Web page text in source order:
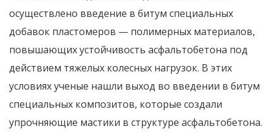
осуществлено введение в битум специальных
добавок пластомеров — полимерных материалов,
повышающих устойчивость асфальтобетона под
действием тяжелых колесных нагрузок. В этих
условиях ученые нашли выход во введении в битум
специальных композитов, которые создали
упрочняющие мастики в структуре асфальтобетона.